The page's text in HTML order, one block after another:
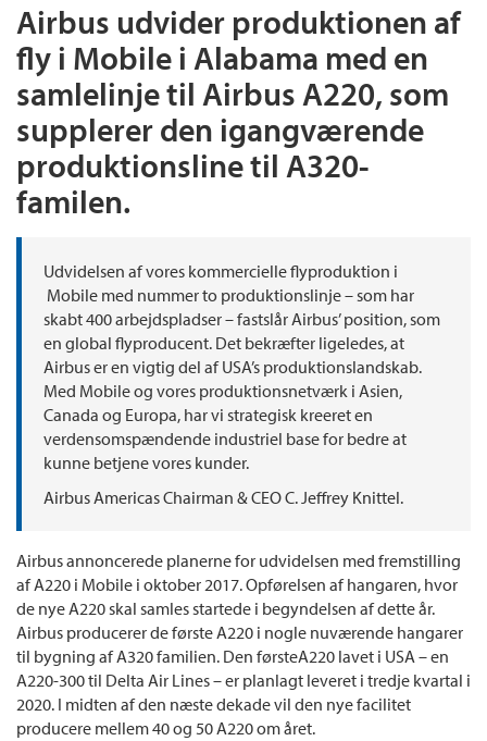
Airbus udvider produktionen af
fly i Mobile i Alabama med en
samlelinje til Airbus A220, som
supplerer den igangværende
produktionsline til A320-
familen.
Udvidelsen af vores kommercielle flyproduktion i
Mobile med nummer to produktionslinje – som har
skabt 400 arbejdspladser – fastslår Airbus’ position, som
en global flyproducent. Det bekræfter ligeledes, at
Airbus er en vigtig del af USA’s produktionslandskab.
Med Mobile og vores produktionsnetværk i Asien,
Canada og Europa, har vi strategisk kreeret en
verdensomspændende industriel base for bedre at
kunne betjene vores kunder.
Airbus Americas Chairman & CEO C. Jeffrey Knittel.
Airbus annoncerede planerne for udvidelsen med fremstilling
af A220 i Mobile i oktober 2017. Opførelsen af hangaren, hvor
de nye A220 skal samles startede i begyndelsen af dette år.
Airbus producerer de første A220 i nogle nuværende hangarer
til bygning af A320 familien. Den førsteA220 lavet i USA – en
A220-300 til Delta Air Lines – er planlagt leveret i tredje kvartal i
2020. I midten af den næste dekade vil den nye facilitet
producere mellem 40 og 50 A220 om året.